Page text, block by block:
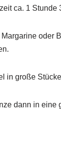
ca. 1 Stunde
oder
in große
dann in eine